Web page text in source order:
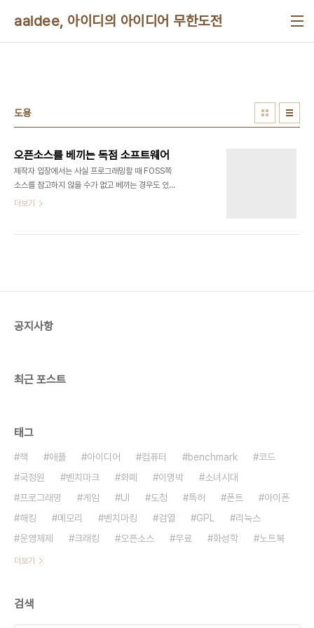
aaidee, 아이디의 아이디어 무한도전
도용
오픈소스를 베끼는 독점 소프트웨어
제작자 입장에서는 사실 프로그래밍할 때 FOSS쪽
소스를 참고하지 않을 수가 없고 베끼는 경우도 있습
니다. 도용이나 버그가 드러날까봐 소스를 공개하지
오버플로같은 버그를 잡아서 공개하고 스스로 컴파
더보기
공지사항
최근 포스트
태그
책 애플 아이디어 컴퓨터 benchmark
코드
국정원
벤치마크 화폐 이명박
소녀시대
프로그래밍
게임 UI 도청 특허 폰트
아이폰
해킹
메모리 벤치마킹 검열 GPL
리눅스
운영체제
크래킹 오픈소스 무료 화성학 노트북
더보기
검색